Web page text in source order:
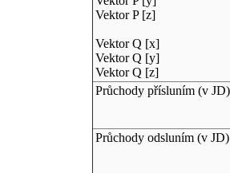
Vektor P [z]
Vektor Q [x]
Vektor Q [y]
Vektor Q [z]
Průchody přísluním (v JD)
Průchody odsluním (v JD)